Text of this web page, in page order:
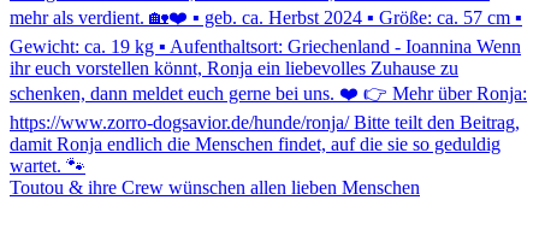
Toutou & ihre Crew wünschen allen lieben Menschen